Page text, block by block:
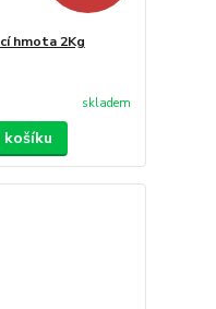
hmota 2Kg
skladem